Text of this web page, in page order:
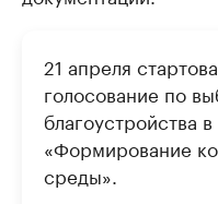
21 апреля
голосование по
благоустройства
«Формирование
среды».